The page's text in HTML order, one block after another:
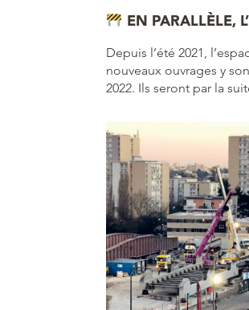
EN PARALLÈLE,
Depuis l’été 2021,
nouveaux ouvrages y
2022. Ils seront par la